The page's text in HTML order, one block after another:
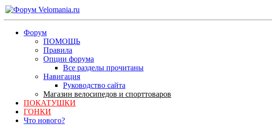
Форум
ПОМОЩЬ
Правила
Опции форума
Все разделы прочитаны
Навигация
Руководство сайта
Магазин велосипедов и спорттоваров
ПОКАТУШКИ
ГОНКИ
Что нового?